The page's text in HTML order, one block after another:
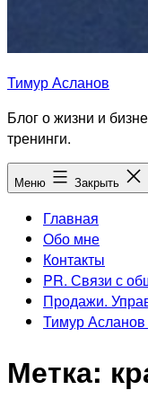
Тимур Асланов
Блог о жизни и
тренинги.
Меню Закрыть
Главная
Обо мне
Контакты
PR. Связи с
Продажи.
Тимур
Метка: